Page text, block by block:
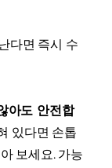
다면 즉시 수
아도 안전합
있다면 손톱
보세요. 가능